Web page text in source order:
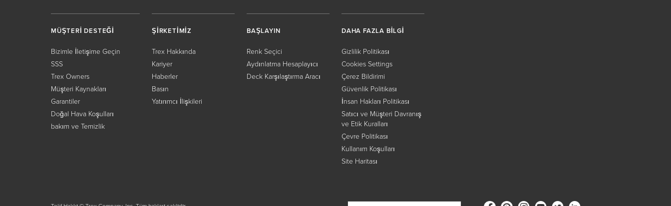
MÜŞTERİ DESTEĞİ
Bizimle İletişime Geçin
SSS
Trex Owners
Müşteri Kaynakları
Garantiler
Doğal Hava Koşulları
bakım ve Temizlik
ŞİRKETİMİZ
Trex Hakkında
Kariyer
Haberler
Basın
Yatırımcı İlişkileri
BAŞLAYIN
Renk Seçici
Aydınlatma Hesaplayıcı
Deck Karşılaştırma Aracı
DAHA FAZLA BİLGİ
Gizlilik Politikası
Cookies Settings
Çerez Bildirimi
Güvenlik Politikası
İnsan Hakları Politikası
Satıcı ve Müşteri Davranış
ve Etik Kuralları
Çevre Politikası
Kullanım Koşulları
Site Haritası